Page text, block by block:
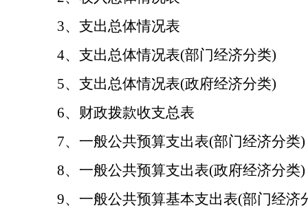
3、支出总体情况表
4、支出总体情况表(部门经济分类)
5、支出总体情况表(政府经济分类)
6、财政拨款收支总表
7、一般公共预算支出表(部门经济分类)
8、一般公共预算支出表(政府经济分类)
9、一般公共预算基本支出表(部门经济